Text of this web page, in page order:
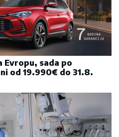
Evropu, sada po
od 19.990€ do 31.8.